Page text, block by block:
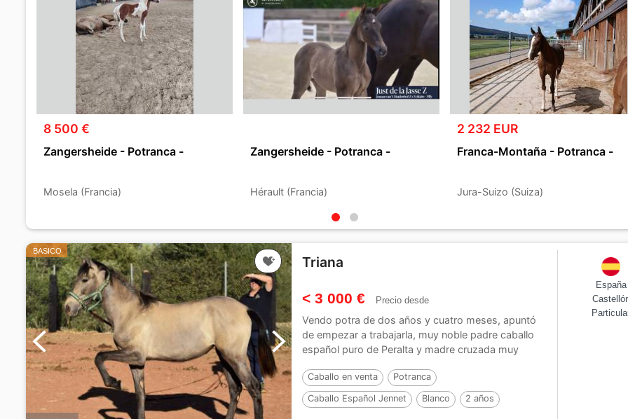
8 500 €
Zangersheide - Potranca -
Mosela (Francia)
Zangersheide - Potranca -
Hérault (Francia)
2 232 EUR
Franca-Montaña - Potranca -
Jura-Suizo (Suiza)
BASICO
Triana
< 3 000 € Precio desde
Vendo potra de dos años y cuatro meses, apuntó
de empezar a trabajarla, muy noble padre caballo
español puro de Peralta y madre cruzada muy
Caballo en venta Potranca
Caballo Español Jennet Blanco 2 años
España